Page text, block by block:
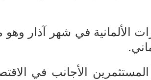
الألمانية في شهر آذار
الأجانب في